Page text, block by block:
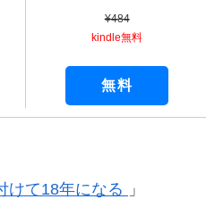
¥484
kindle無料
無料
けて18年になる